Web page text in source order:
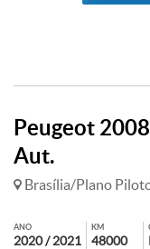
Peugeot
Aut.
Brasília/Plano
ANO
2020 / 2021
KM
48000